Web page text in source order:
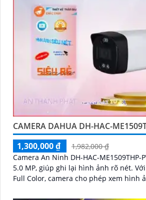
CAMERA DAHUA DH-HAC-
1,300,000 ₫
1,982,000 ₫
Camera An Ninh DH-HAC-
5.0 MP, giúp ghi lại hình ảnh rõ nét. Với công nghệ giám sát ban đêm
Full Color, camera cho phép xem hình